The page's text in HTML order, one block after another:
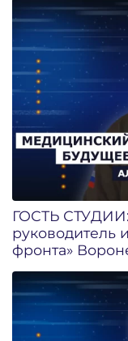
ГОСТЬ
руководитель
фронта»